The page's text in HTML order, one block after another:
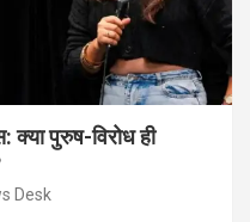
पुरुष-विरोध ही
Desk